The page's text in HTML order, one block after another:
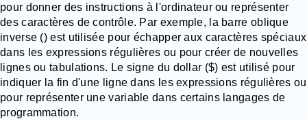
pour donner des instructions à l'ordinateur ou représenter
des caractères de contrôle. Par exemple, la barre oblique
inverse () est utilisée pour échapper aux caractères spéciaux
dans les expressions régulières ou pour créer de nouvelles
lignes ou tabulations. Le signe du dollar ($) est utilisé pour
indiquer la fin d'une ligne dans les expressions régulières ou
pour représenter une variable dans certains langages de
programmation.